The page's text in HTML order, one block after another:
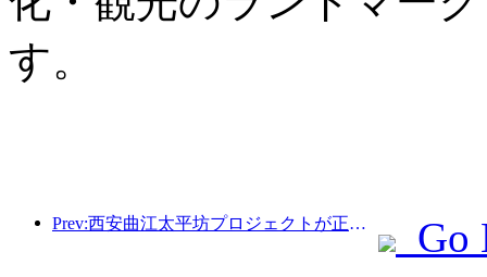
す。
Prev:西安曲江太平坊プロジェクトが正式に着工し、総建築面積は13万7000平方メートルとなる。
Go